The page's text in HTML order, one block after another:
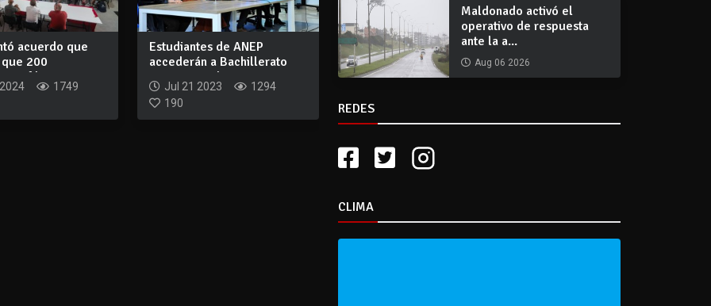
acuerdo que
200
afili...
1749
Estudiantes de ANEP
accederán a Bachillerato
Internacional
Jul 21 2023
1294
190
Maldonado activó el
operativo de respuesta
ante la a...
Aug 06 2026
REDES
CLIMA